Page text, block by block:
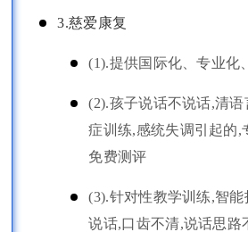
3.慈爱康复
(1).提供国际化、专业化
(2).孩子说话不说话,清
症训练,感统失调引起的,
免费测评
(3).针对性教学训练,智
说话,口齿不清,说话思路